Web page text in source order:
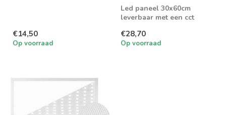
€14,50
Op voorraad
Led paneel 30x60cm
leverbaar met een cct
€28,70
Op voorraad